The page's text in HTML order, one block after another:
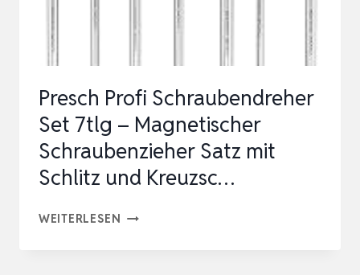
Presch Profi Schraubendreher
Set 7tlg – Magnetischer
Schraubenzieher Satz mit
Schlitz und Kreuzsc…
WEITERLESEN PRESCH